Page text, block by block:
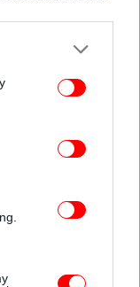
or more Google
You may click to
party tags to
in below Google